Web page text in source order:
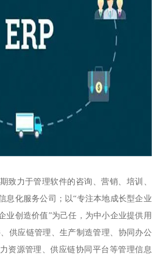
致力于管理软件的咨询、营销、培训、
息化服务公司；以“专注本地成长型企业
业创造价值”为己任，为中小企业提供用
供应链管理、生产制造管理、协同办公
资源管理、供应链协同平台等管理信息